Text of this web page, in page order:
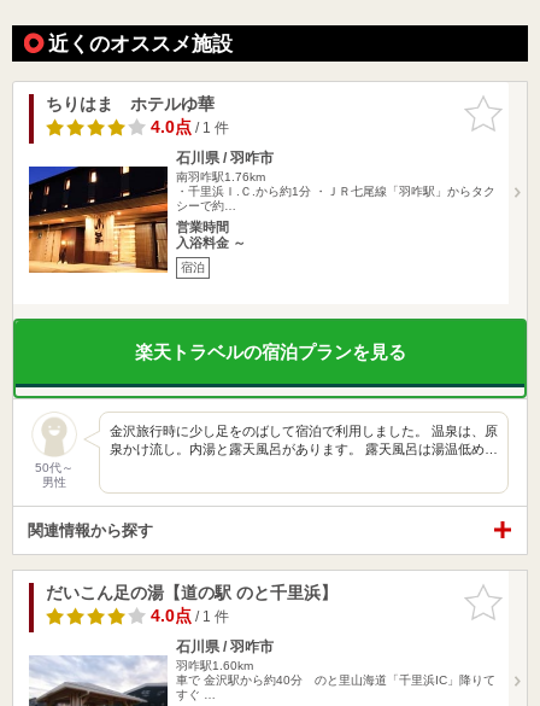
近くのオススメ施設
お気に入
りに追加
ちりはま ホテルゆ華
4.0点/ 1 件
石川県 / 羽咋市
南羽咋駅1.76km
・千里浜Ｉ.Ｃ.から約1分 ・ＪＲ七尾線「羽咋駅」からタク
シーで約…
営業時間
入浴料金 ～
宿泊
楽天トラベルの宿泊プランを見る
50代～
男性
金沢旅行時に少し足をのばして宿泊で利用しました。 温泉は、原
泉かけ流し。内湯と露天風呂があります。 露天風呂は湯温低め…
関連情報から探す
お気に入
りに追加
だいこん足の湯【道の駅 のと千里浜】
4.0点/ 1 件
石川県 / 羽咋市
羽咋駅1.60km
車で 金沢駅から約40分 のと里山海道「千里浜IC」降りて
すぐ …